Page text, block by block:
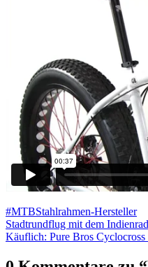
#MTBStahlrahmen-Hersteller
Beitragsnavigation
Stadtrundflug mit dem
Käuflich: Pure Bros Cyclocross